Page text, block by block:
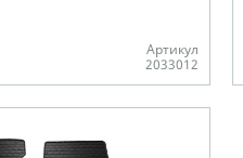
Артикул
2033012